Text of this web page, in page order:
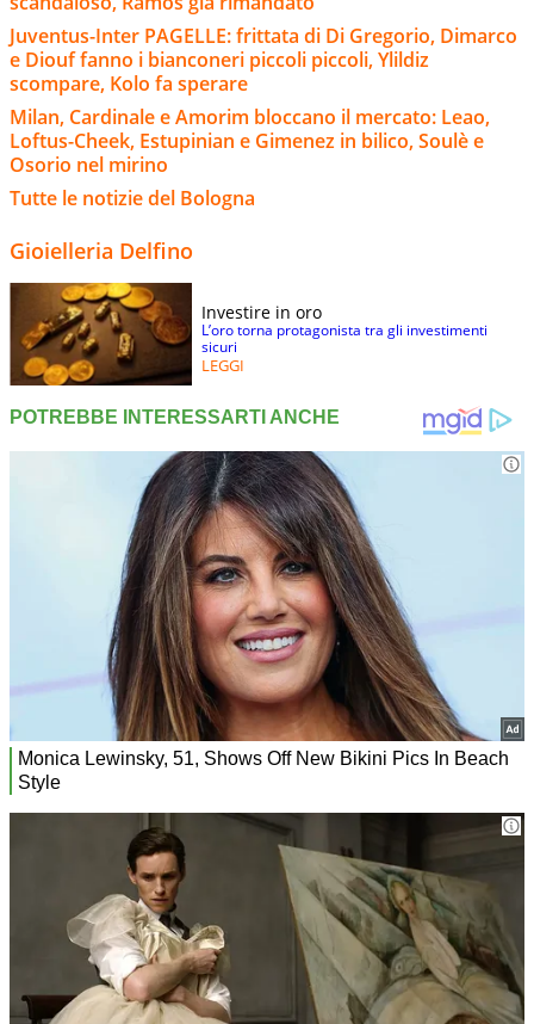
Juventus-Inter PAGELLE: frittata di Di Gregorio, Dimarco
e Diouf fanno i bianconeri piccoli piccoli, Ylildiz
scompare, Kolo fa sperare
Milan, Cardinale e Amorim bloccano il mercato: Leao,
Loftus-Cheek, Estupinian e Gimenez in bilico, Soulè e
Osorio nel mirino
Tutte le notizie del Bologna
Gioielleria Delfino
Investire in oro
L’oro torna protagonista tra gli investimenti
sicuri
LEGGI